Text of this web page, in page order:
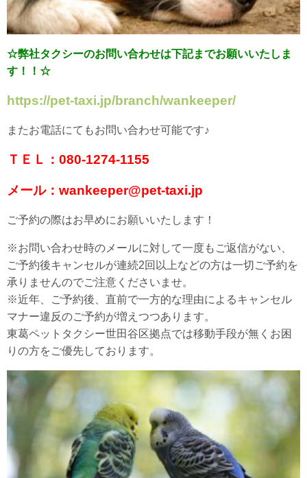
☆弊社タクシーのお問い合わせは下記までお願いいたしま
す！！☆
https://pet-taxi.jp/branch/wankeeper/
またお電話にてもお問い合わせ可能です♪
ＴＥＬ：080-1274-1155
メール：wankeeper@pet-taxi.jp
ご予約の際はお早めにお願いいたします！
※お問い合わせ時のメールに対して一度もご返信がない、
ご予約後キャンセルが連続2回以上などの方は一切ご予約を
承りませんのでご注意くださいませ。
※近年、ご予約後、直前で一方的な理由によるキャンセル
マナー違反のご予約が増えつつあります。
東葛ペットタクシー世田谷区拠点では移動手段が無くお困
りの方をご優先しております。